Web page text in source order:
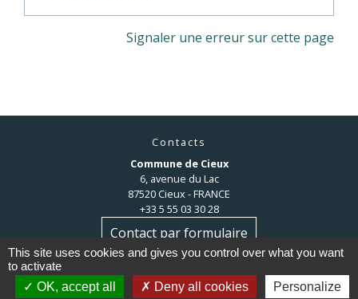
Signaler une erreur sur cette page
Contacts
Commune de Cieux
6, avenue du Lac
87520 Cieux - FRANCE
+33 5 55 03 30 28
Contact par formulaire
This site uses cookies and gives you control over what you want
to activate
OK, accept all
Deny all cookies Personalize